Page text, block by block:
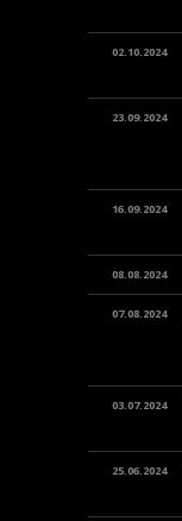
02.10.2024
23.09.2024
16.09.2024
08.08.2024
07.08.2024
03.07.2024
25.06.2024